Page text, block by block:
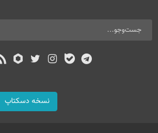
نسخه دسکتاپ